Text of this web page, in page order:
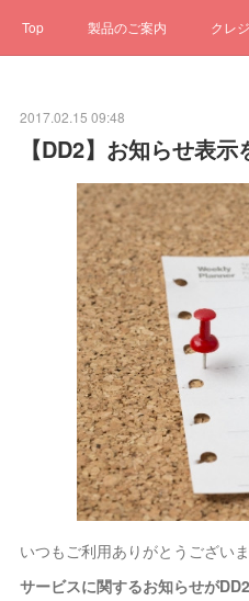
Top 製品のご案内 クレ
クローゼット ステータス
2017.02.15 09:48
【DD2】お知らせ表示
いつもご利用ありがとうございま
サービスに関するお知らせが